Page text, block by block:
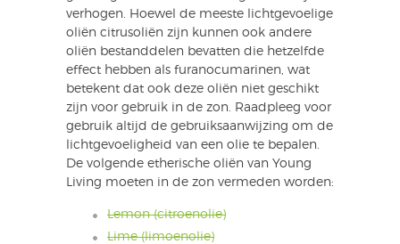
verhogen. Hoewel de meeste lichtgevoelige
oliën citrusoliën zijn kunnen ook andere
oliën bestanddelen bevatten die hetzelfde
effect hebben als furanocumarinen, wat
betekent dat ook deze oliën niet geschikt
zijn voor gebruik in de zon. Raadpleeg voor
gebruik altijd de gebruiksaanwijzing om de
lichtgevoeligheid van een olie te bepalen.
De volgende etherische oliën van Young
Living moeten in de zon vermeden worden:
Lemon (citroenolie)
Lime (limoenolie)